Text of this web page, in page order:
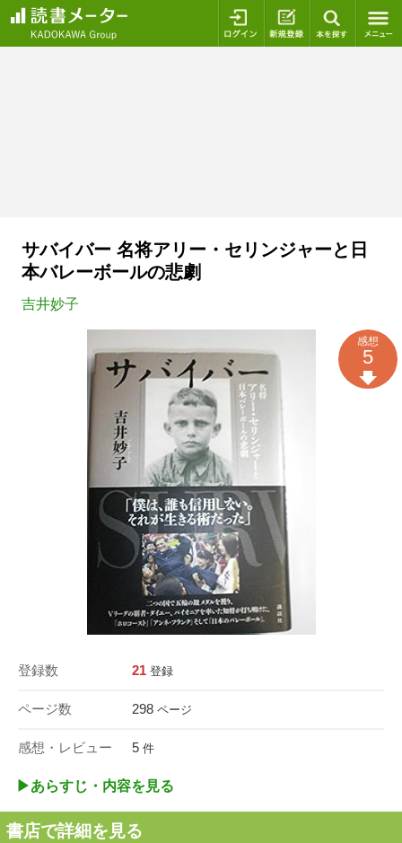
ログイン 新規登録
サバイバー 名将アリー・セリンジャーと日
本バレーボールの悲劇
吉井妙子
登録数 21 登録
ページ数 298 ページ
感想・レビュー 5 件
感想
5
▶︎あらすじ・内容を見る
書店で詳細を見る